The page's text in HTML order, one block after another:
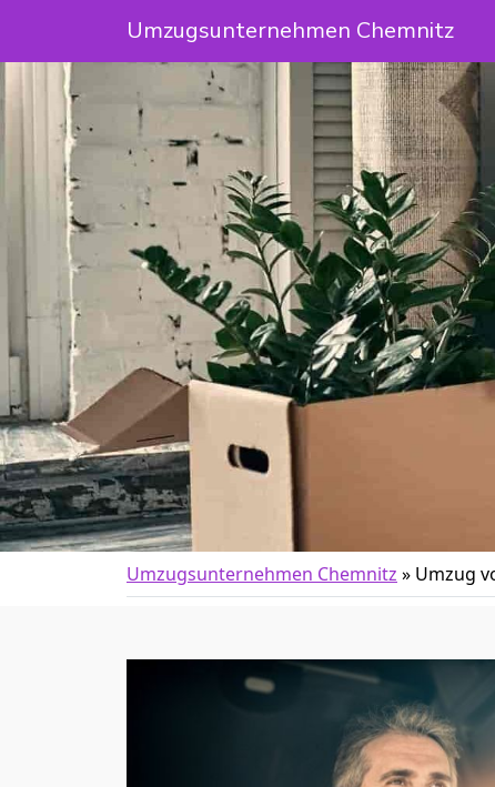
Umzugsunternehmen Chemnitz
Umzugsunternehmen Chemnitz » Umzug